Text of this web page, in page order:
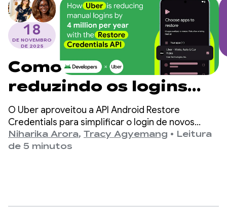
18
DE NOVEMBRO
DE 2025
Como o Uber está
reduzindo os logins
manuais em 4 milhões
por ano com a API
Restore Credentials
O Uber aproveitou a API Android Restore
Credentials para simplificar o login de novos
dispositivos, projetando uma redução de 4
milhões de logins manuais por ano e aumentando
Niharika Arora, Tracy Agyemang • Leitura
de 5 minutos